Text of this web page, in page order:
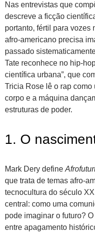
Nas entrevistas que
descreve a ficção
portanto, fértil para
afro-americano precisa
passado
Tate reconhece no hip-
científica urbana”, que
Tricia Rose lê o rap
corpo e a máquina
estruturas de poder.
1. O
Mark Dery define
que trata de temas afro-
tecnocultura do século
central: como uma
pode imaginar o futuro?
entre apagamento